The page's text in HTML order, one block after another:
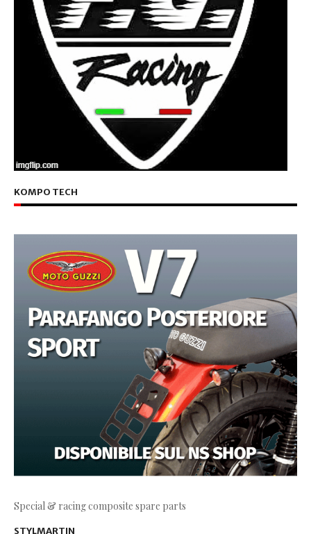
KOMPO TECH
Special & racing composite spare parts
STYLMARTIN